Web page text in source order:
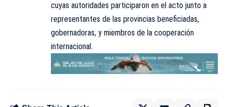
cuyas autoridades participaron en el acto junto a
representantes de las provincias beneficiadas,
gobernadoras, y miembros de la cooperación
internacional.